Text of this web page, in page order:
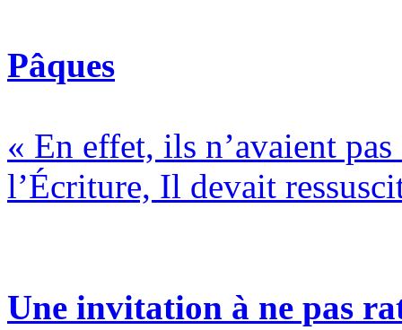
Pâques
« En effet, ils n’avaient
l’Écriture, Il devait
Une invitation à ne pas